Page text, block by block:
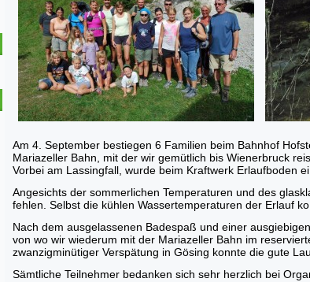
Am 4. September bestiegen 6 Familien beim Bahnhof
Mariazeller Bahn, mit der wir gemütlich bis Wienerbruck
Vorbei am Lassingfall, wurde beim Kraftwerk Erlaufboden
Angesichts der sommerlichen Temperaturen und des
fehlen. Selbst die kühlen Wassertemperaturen der Erlauf
Nach dem ausgelassenen Badespaß und einer
von wo wir wiederum mit der Mariazeller Bahn im
zwanzigminütiger Verspätung in Gösing konnte die gute
Sämtliche Teilnehmer bedanken sich sehr herzlich bei